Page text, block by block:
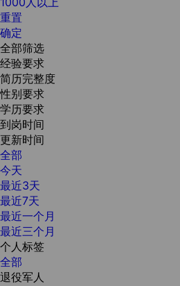
重置
确定
全部筛选
经验要求
简历完整度
性别要求
学历要求
到岗时间
更新时间
全部
今天
最近3天
最近7天
最近一个月
最近三个月
个人标签
全部
退役军人